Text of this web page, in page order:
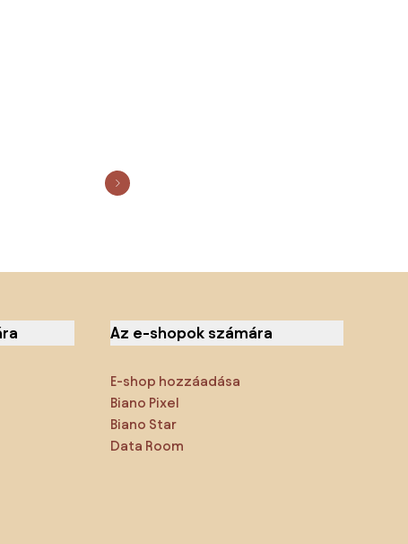
Az e-shopok számára
E-shop hozzáadása
Biano Pixel
Biano Star
Data Room